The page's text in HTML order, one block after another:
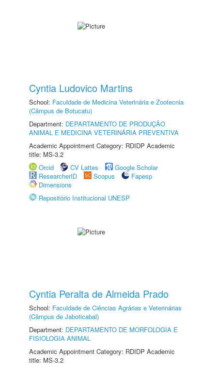
Cyntia Ludovico Martins
School: Faculdade de Medicina Veterinária e Zootecnia
(Câmpus de Botucatu)
Department: DEPARTAMENTO DE PRODUÇÃO
ANIMAL E MEDICINA VETERINÁRIA PREVENTIVA
Academic Appointment Category: RDIDP Academic
title: MS-3.2
Orcid
CV Lattes
Google Scholar
ResearcherID
Scopus
Fapesp
Dimensions
Repositório Institucional UNESP
Cyntia Peralta de Almeida Prado
School: Faculdade de Ciências Agrárias e Veterinárias
(Câmpus de Jaboticabal)
Department: DEPARTAMENTO DE MORFOLOGIA E
FISIOLOGIA ANIMAL
Academic Appointment Category: RDIDP Academic
title: MS-3.2